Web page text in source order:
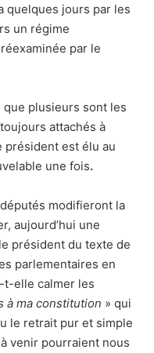
quelques jours par les
un régime
par le
que plusieurs sont les
attachés à
président est élu au
une fois.
modifieront la
aujourd’hui une
président du texte de
parlementaires en
t-elle calmer les
à ma constitution » qui
le retrait pur et simple
venir pourraient nous